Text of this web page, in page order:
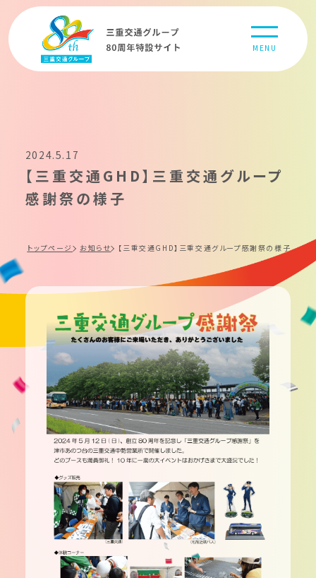
MENU
2024.5.17
【三重交通GHD】三重交通グループ
感謝祭の様子
トップページ お知らせ 【三重交通GHD】三重交通グループ感謝祭の様子